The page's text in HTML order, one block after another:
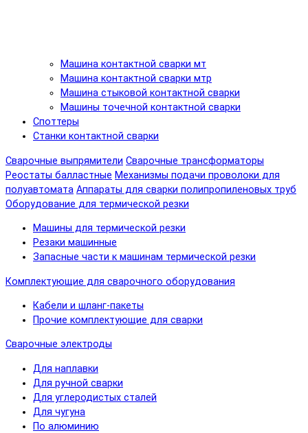
Машина контактной сварки мт
Машина контактной сварки мтр
Машина стыковой контактной сварки
Машины точечной контактной сварки
Споттеры
Станки контактной сварки
Сварочные выпрямители Сварочные трансформаторы
Реостаты балластные Механизмы подачи проволоки для
полуавтомата Аппараты для сварки полипропиленовых труб
Оборудование для термической резки
Машины для термической резки
Резаки машинные
Запасные части к машинам термической резки
Комплектующие для сварочного оборудования
Кабели и шланг-пакеты
Прочие комплектующие для сварки
Сварочные электроды
Для наплавки
Для ручной сварки
Для углеродистых сталей
Для чугуна
По алюминию